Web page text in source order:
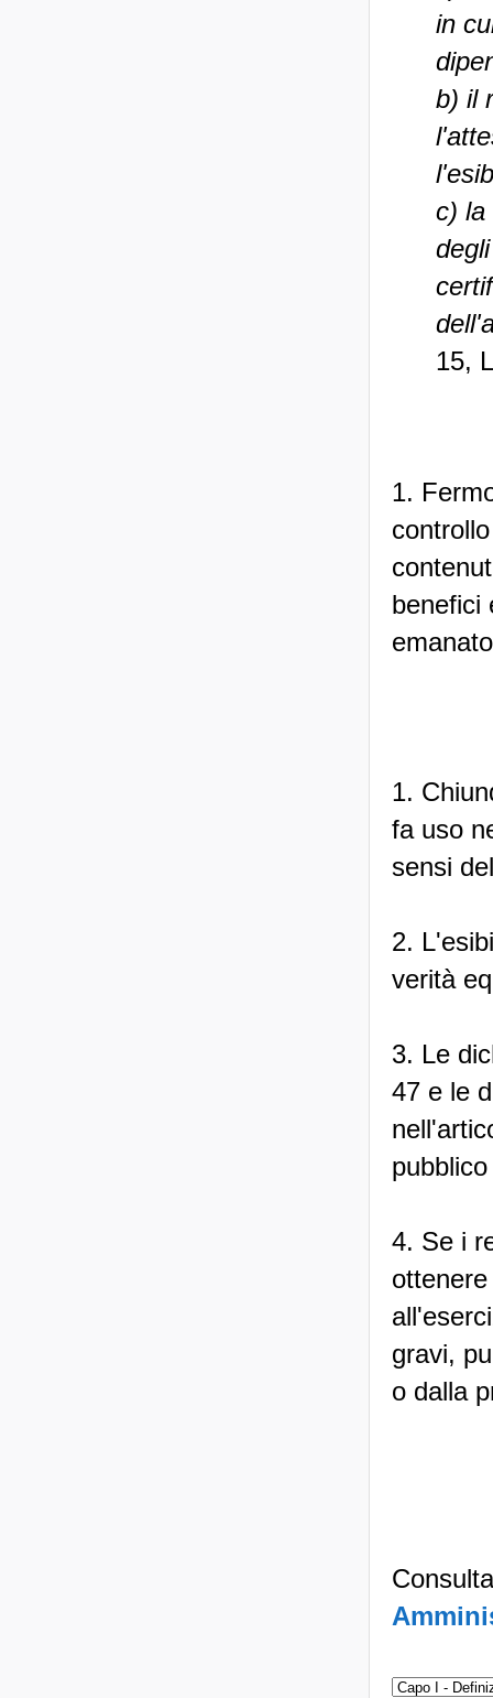
in
b) il
c) la
15,
1.
benefici
1.
fa uso
sensi
2.
verità
3. Le
47 e le
4. Se i
gravi,
o dalla